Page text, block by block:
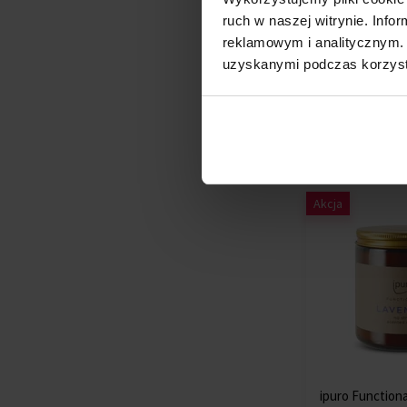
ruch w naszej witrynie.
reklamowym i
uzyskanymi podczas
ipuro
blask 50ml
Essentials
Akcja
ipuro